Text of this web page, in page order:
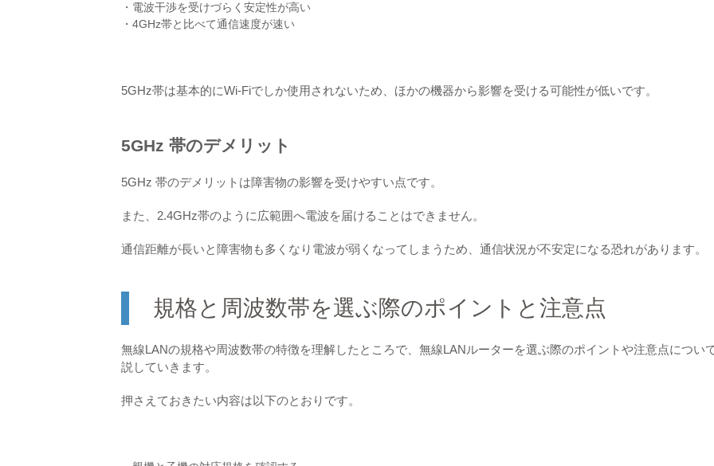
・電波干渉を受けづらく安定性が高い
・4GHz帯と比べて通信速度が速い
5GHz帯は基本的にWi-Fiでしか使用されないため、ほかの機器から影響を受ける可能性が低いです。
5GHz 帯のデメリット
5GHz 帯のデメリットは障害物の影響を受けやすい点です。
また、2.4GHz帯のように広範囲へ電波を届けることはできません。
通信距離が長いと障害物も多くなり電波が弱くなってしまうため、通信状況が不安定になる恐れがあります。
規格と周波数帯を選ぶ際のポイントと注意点
無線LANの規格や周波数帯の特徴を理解したところで、無線LANルーターを選ぶ際のポイントや注意点につい
説していきます。
押さえておきたい内容は以下のとおりです。